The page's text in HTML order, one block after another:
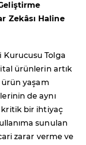
Zekâsı Haline
Kurucusu Tolga
ürünlerin artık
ürün yaşam
de aynı
kritik bir ihtiyaç
sunulan
zarar verme ve